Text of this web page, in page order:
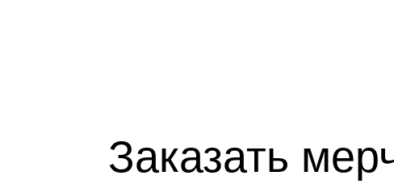
+7(8442)38-81-03